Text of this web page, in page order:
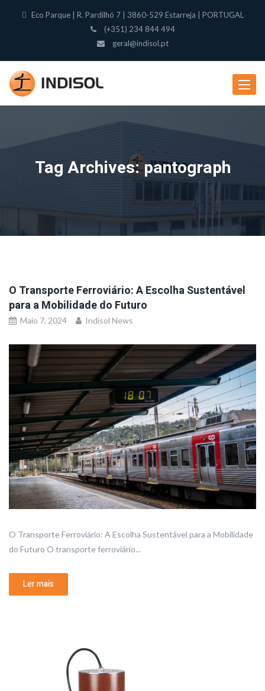
Eco Parque | R. Pardilhó 7 | 3860-529 Estarreja | PORTUGAL
(+351) 234 844 494
geral@indisol.pt
Toggle
Tag Archives: pantograph
O Transporte Ferroviário: A Escolha Sustentável
para a Mobilidade do Futuro
Maio 7, 2024 Indisol News
O Transporte Ferroviário: A Escolha Sustentável para a Mobilidade
do Futuro O transporte ferroviário...
Ler mais